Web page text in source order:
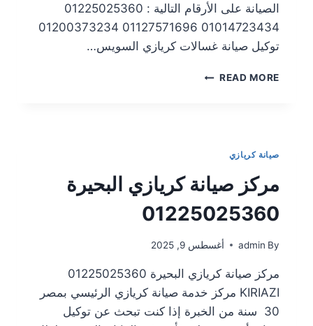
الصيانة على الأرقام التالية : 01225025360
01014723434 01127571696 01200373234
توكيل صيانة غسالات كريازي السويس…
READ MORE
صيانة كريازي
مركز صيانة كريازي البحيرة
01225025360
By
admin أغسطس 9, 2025
مركز صيانة كريازي البحيرة 01225025360
KIRIAZI مركز خدمة صيانة كريازي الرئيسي بمصر
30 سنة من الخبرة إذا كنت تبحث عن توكيل